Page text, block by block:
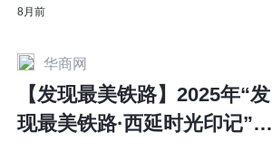
8月前
华商网
【发现最美铁路】2025年“发
现最美铁路·西延时光印记”网